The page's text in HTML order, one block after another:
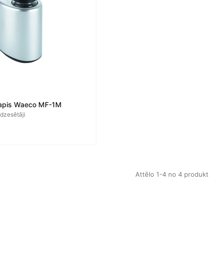
Waeco MF-1M
Attēlo 1-4 no 4